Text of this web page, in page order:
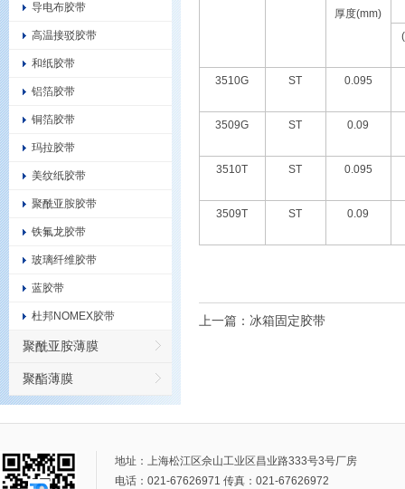
导电布胶带
高温接驳胶带
和纸胶带
铝箔胶带
铜箔胶带
玛拉胶带
美纹纸胶带
聚酰亚胺胶带
铁氟龙胶带
玻璃纤维胶带
蓝胶带
杜邦NOMEX胶带
聚酰亚胺薄膜
聚酯薄膜
厚度(mm)
3510G ST 0.095
3509G ST 0.09
3510T ST 0.095
3509T ST 0.09
上一篇： 冰箱固定胶带
地址：上海松江区佘山工业区昌业路333号3号厂房
电话：021-67626971 传真：021-67626972